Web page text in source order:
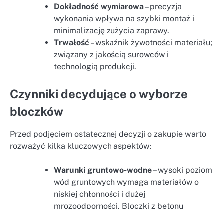
Dokładność wymiarowa– precyzja
wykonania wpływa na szybki montaż i
minimalizację zużycia zaprawy.
Trwałość – wskaźnik żywotności materiału;
związany z jakością surowców i
technologią produkcji.
Czynniki decydujące o wyborze
bloczków
Przed podjęciem ostatecznej decyzji o zakupie warto
rozważyć kilka kluczowych aspektów:
Warunki gruntowo-wodne– wysoki poziom
wód gruntowych wymaga materiałów o
niskiej chłonności i dużej
mrozoodporności. Bloczki z betonu